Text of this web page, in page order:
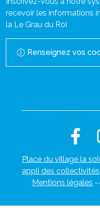
recevoir les informations
la Le Grau du Roi
Renseignez vos
Place du village la
appli des collectivités
Mentions légales -